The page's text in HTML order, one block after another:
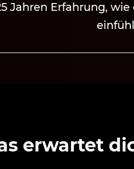
Jahren Erfahrung,
erwartet